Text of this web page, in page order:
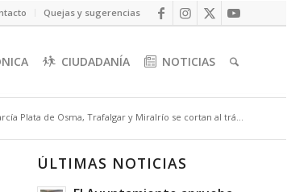
Quejas y sugerencias
CIUDADANÍA NOTICIAS
Plata de Osma, Trafalgar y Miralrío se cortan al trá...
ÚLTIMAS NOTICIAS